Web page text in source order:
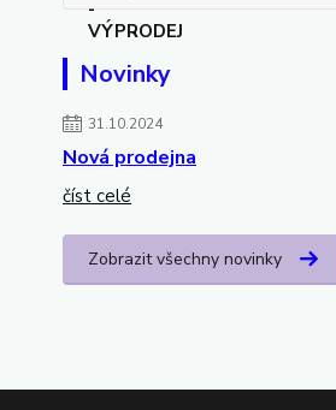
Novinky
31.10.2024
Nová prodejna
číst celé
Zobrazit všechny novinky